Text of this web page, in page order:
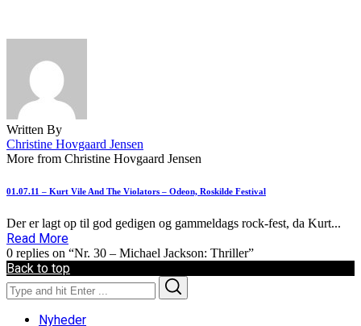
Written By
Christine Hovgaard Jensen
More from Christine Hovgaard Jensen
01.07.11 – Kurt Vile And The Violators – Odeon, Roskilde Festival
Der er lagt op til god gedigen og gammeldags rock-fest, da Kurt...
Read More
0 replies on “Nr. 30 – Michael Jackson: Thriller”
Back to top
Search
for:
Nyheder